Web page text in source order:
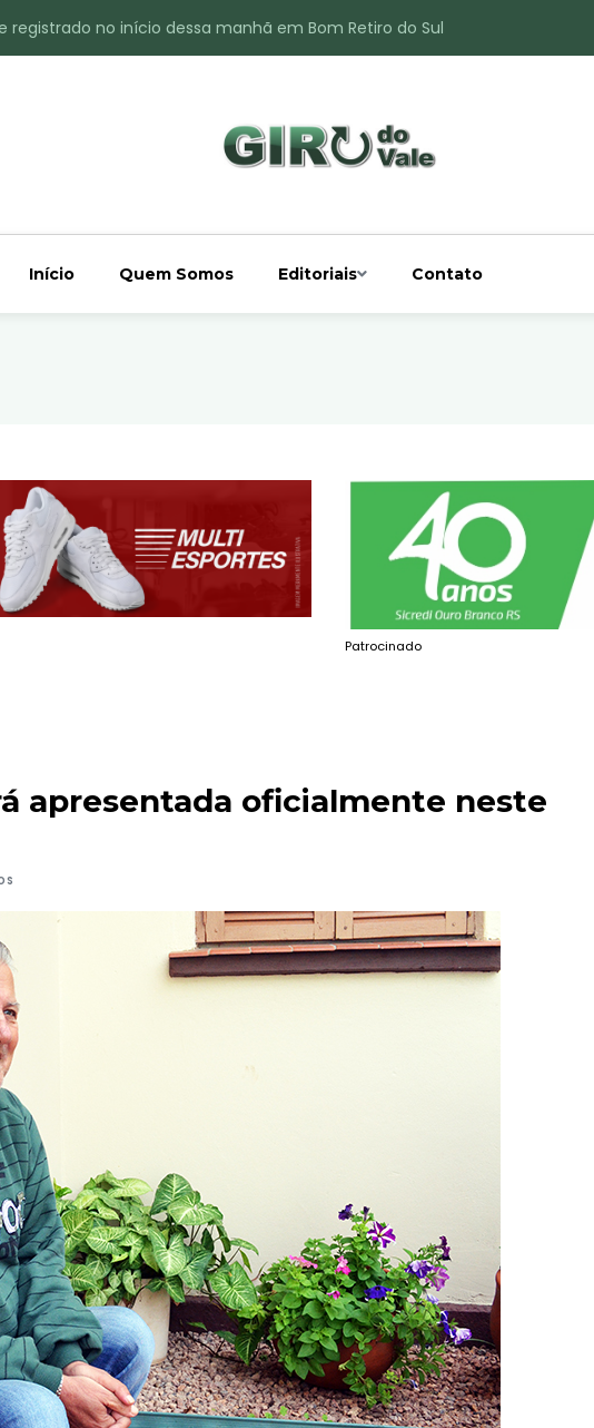
no início dessa manhã em Bom Retiro do Sul
no interior de Bom Retiro do Sul
Início Quem Somos Editoriais Contato
Patrocinado
apresentada oficialmente neste